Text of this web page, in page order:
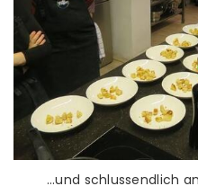
...und schlussendlich